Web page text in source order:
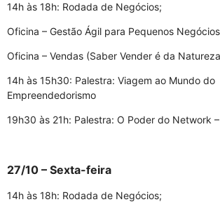
14h às 18h: Rodada de Negócios;
Oficina – Gestão Ágil para Pequenos
Oficina – Vendas (Saber Vender é da
14h às 15h30: Palestra: Viagem ao Mundo do
Empreendedorismo
19h30 às 21h: Palestra: O Poder do Network
27/10 – Sexta-feira
14h às 18h: Rodada de Negócios;